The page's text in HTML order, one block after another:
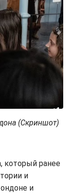
(Скриншот)
который ранее
и
и